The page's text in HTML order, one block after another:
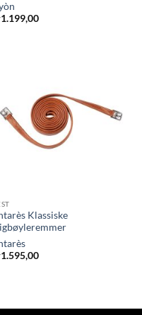
1.199,00
Klassiske
1.595,00